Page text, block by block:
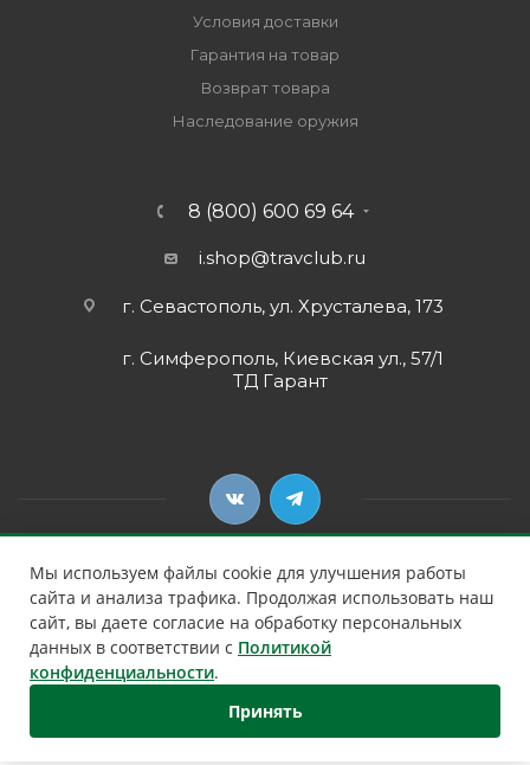
Условия доставки
Гарантия на товар
Возврат товара
Наследование оружия
8 (800) 600 69 64
i.shop@travclub.ru
г. Севастополь, ул. Хрусталева, 173
г. Симферополь, Киевская ул., 57/1
ТД Гарант
2026 © Клуб Путешественников
Мы используем файлы cookie для улучшения работы
сайта и анализа трафика. Продолжая использовать наш
сайт, вы даете согласие на обработку персональных
данных в соответствии с Политикой
конфиденциальности.
Принять